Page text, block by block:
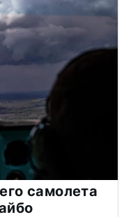
самолета